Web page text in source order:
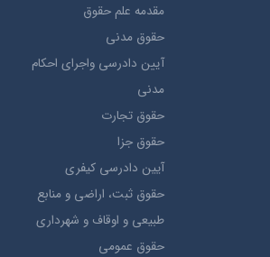
مقدمه علم حقوق
حقوق مدني
آيين دادرسي ​واجراي ​احکام ​
مدني
حقوق تجارت
حقوق جزا
آيین دادرسی کیفری
حقوق ثبت، اراضي و منابع
طبيعي و اوقاف و شهرداری
حقوق عمومی